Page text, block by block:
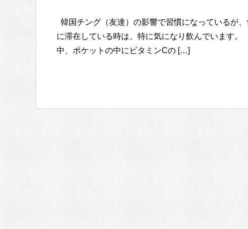
韓国チング（友達）の影響で習慣になっているが
に滞在している時は、特に気になり飲んでいま
中、ポケットの中にビタミンCの […]